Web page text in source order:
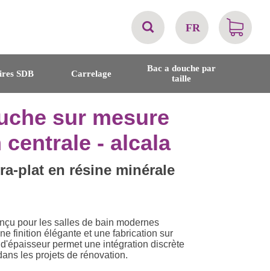
FR
BE
SDB Carrelage
Bac a douche par
taille
sur mesure
- alcala
plat en résine minérale
pour les salles de bain modernes
finition élégante et une fabrication sur
permet une intégration discrète
les projets de rénovation.